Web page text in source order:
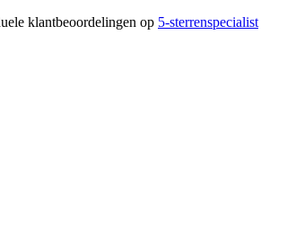
klantbeoordelingen op 5-sterrenspecialist